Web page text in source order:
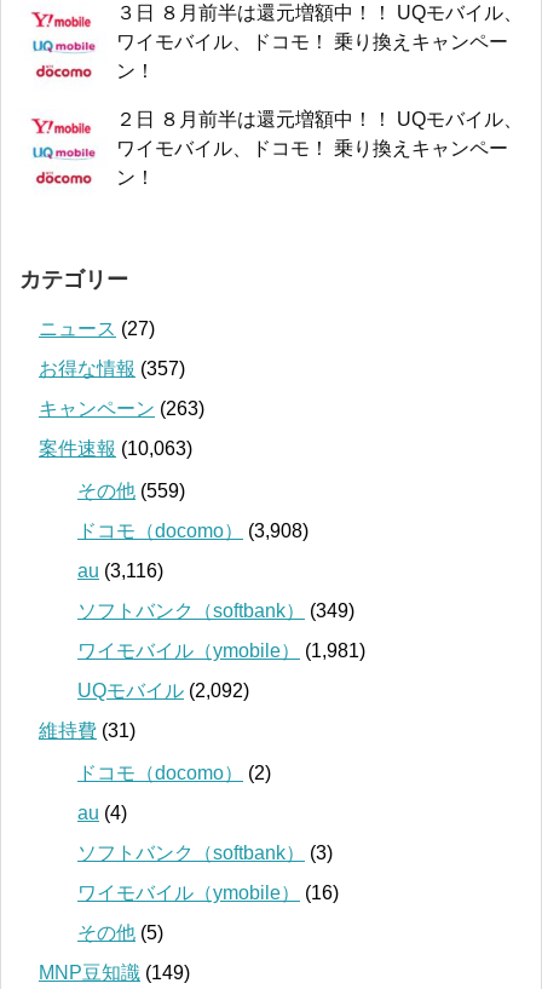
３日 ８月前半は還元増額中！！ UQモバイル、
ワイモバイル、ドコモ！ 乗り換えキャンペー
ン！
２日 ８月前半は還元増額中！！ UQモバイル、
ワイモバイル、ドコモ！ 乗り換えキャンペー
ン！
カテゴリー
ニュース (27)
お得な情報 (357)
キャンペーン (263)
案件速報 (10,063)
その他 (559)
ドコモ（docomo）
(3,908)
au (3,116)
ソフトバンク（softbank）
(349)
ワイモバイル（ymobile）
(1,981)
UQモバイル (2,092)
維持費 (31)
ドコモ（docomo）
(2)
au (4)
ソフトバンク（softbank）
(3)
ワイモバイル（ymobile）
(16)
その他 (5)
MNP豆知識 (149)